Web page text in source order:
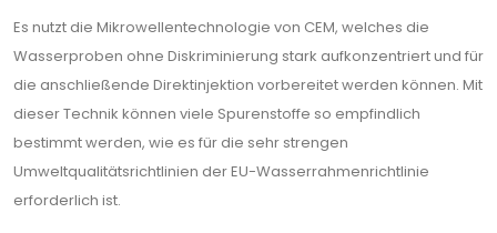
Es nutzt die Mikrowellentechnologie von CEM, welches die
Wasserproben ohne Diskriminierung stark aufkonzentriert und für
die anschließende Direktinjektion vorbereitet werden können. Mit
dieser Technik können viele Spurenstoffe so empfindlich
bestimmt werden, wie es für die sehr strengen
Umweltqualitätsrichtlinien der EU-Wasserrahmenrichtlinie
erforderlich ist.